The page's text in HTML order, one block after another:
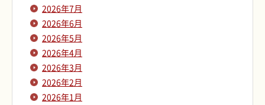
2026年7月
2026年6月
2026年5月
2026年4月
2026年3月
2026年2月
2026年1月